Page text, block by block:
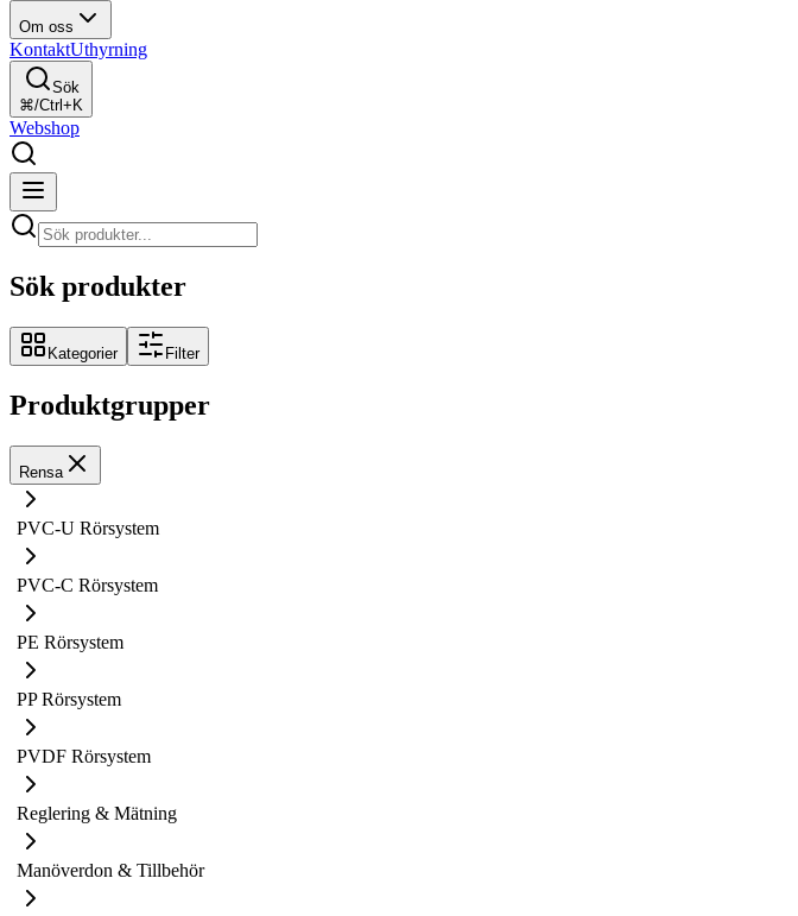
Om oss
KontaktUthyrning
Sök
⌘/Ctrl+K
Webshop
Sök produkter
Kategorier Filter
Produktgrupper
Rensa
PVC-U Rörsystem
PVC-C Rörsystem
PE Rörsystem
PP Rörsystem
PVDF Rörsystem
Reglering & Mätning
Manöverdon & Tillbehör